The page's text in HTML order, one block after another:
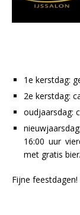
1e kerstdag:
2e kerstdag:
oudjaarsdag:
16:00 uur
met gratis
Fijne feestdagen!